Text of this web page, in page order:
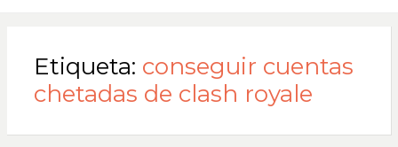
Etiqueta: conseguir cuentas
chetadas de clash royale